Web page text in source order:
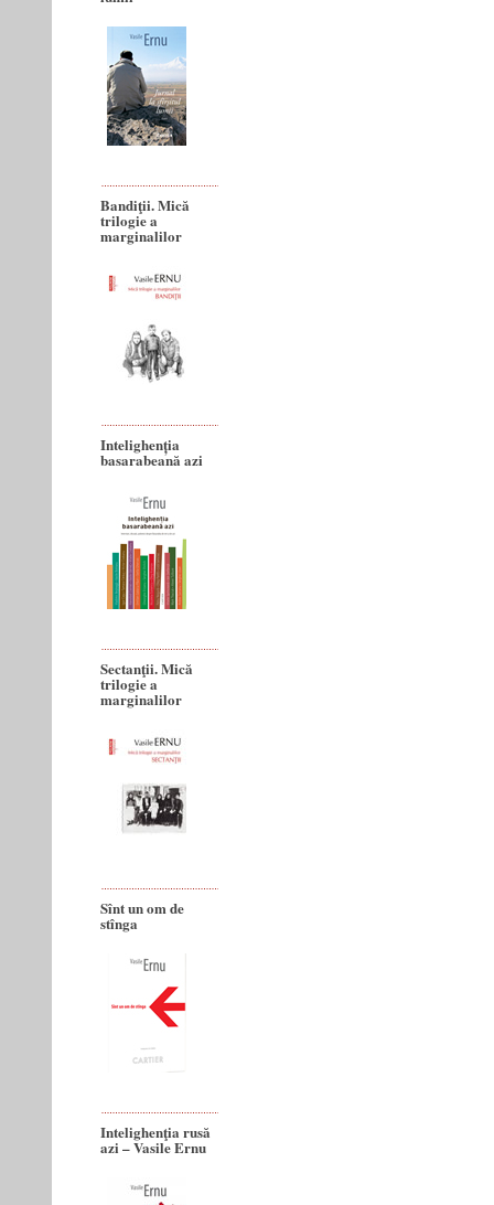
Bandiţii. Mică
trilogie a
marginalilor
Intelighenția
basarabeană azi
Sectanţii. Mică
trilogie a
marginalilor
Sînt un om de
stînga
Intelighenţia rusă
azi – Vasile Ernu